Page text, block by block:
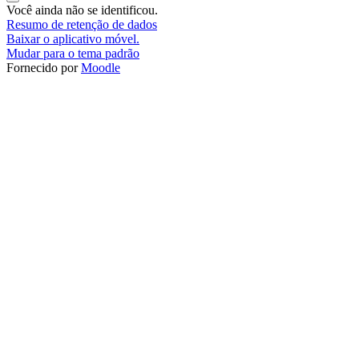
Você ainda não se identificou.
Resumo de retenção de dados
Baixar o aplicativo móvel.
Mudar para o tema padrão
Fornecido porMoodle